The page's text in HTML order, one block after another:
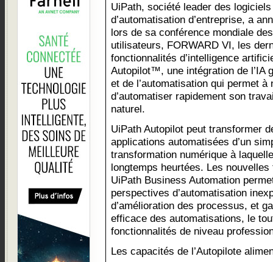
UiPath, société leader des logiciels
d’automatisation d’entreprise, a
lors de sa conférence mondiale des
utilisateurs, FORWARD VI, les
fonctionnalités d’intelligence
Autopilot™, une intégration de l’IA
et de l’automatisation qui permet à
d’automatiser rapidement son
naturel.
UiPath Autopilot peut transformer
applications automatisées d’un
transformation numérique à
longtemps heurtées. Les
UiPath Business Automation
perspectives d’automatisation
d’amélioration des processus, et
efficace des automatisations, le
fonctionnalités de niveau
Les capacités de l’Autopilote